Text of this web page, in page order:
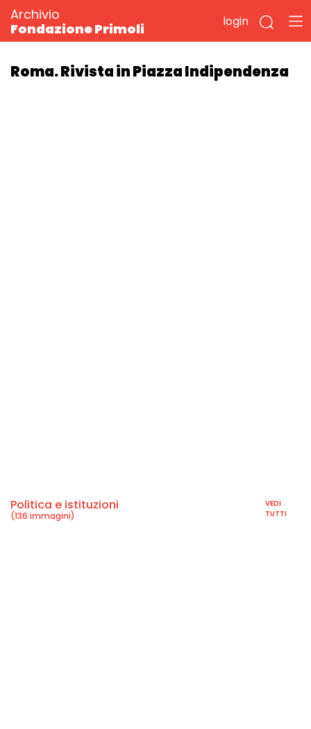
Archivio
Fondazione Primoli
login
Roma. Rivista in Piazza Indipendenza
Politica e istituzioni
(136 immagini)
VEDI
TUTTI